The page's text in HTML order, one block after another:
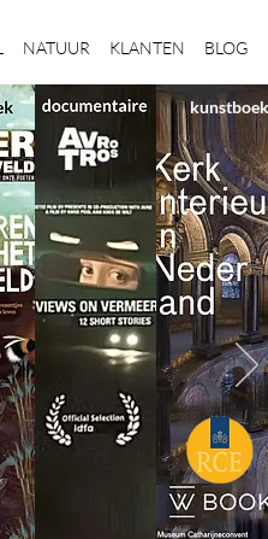
NATUUR KLANTEN BLOG
kunstboek